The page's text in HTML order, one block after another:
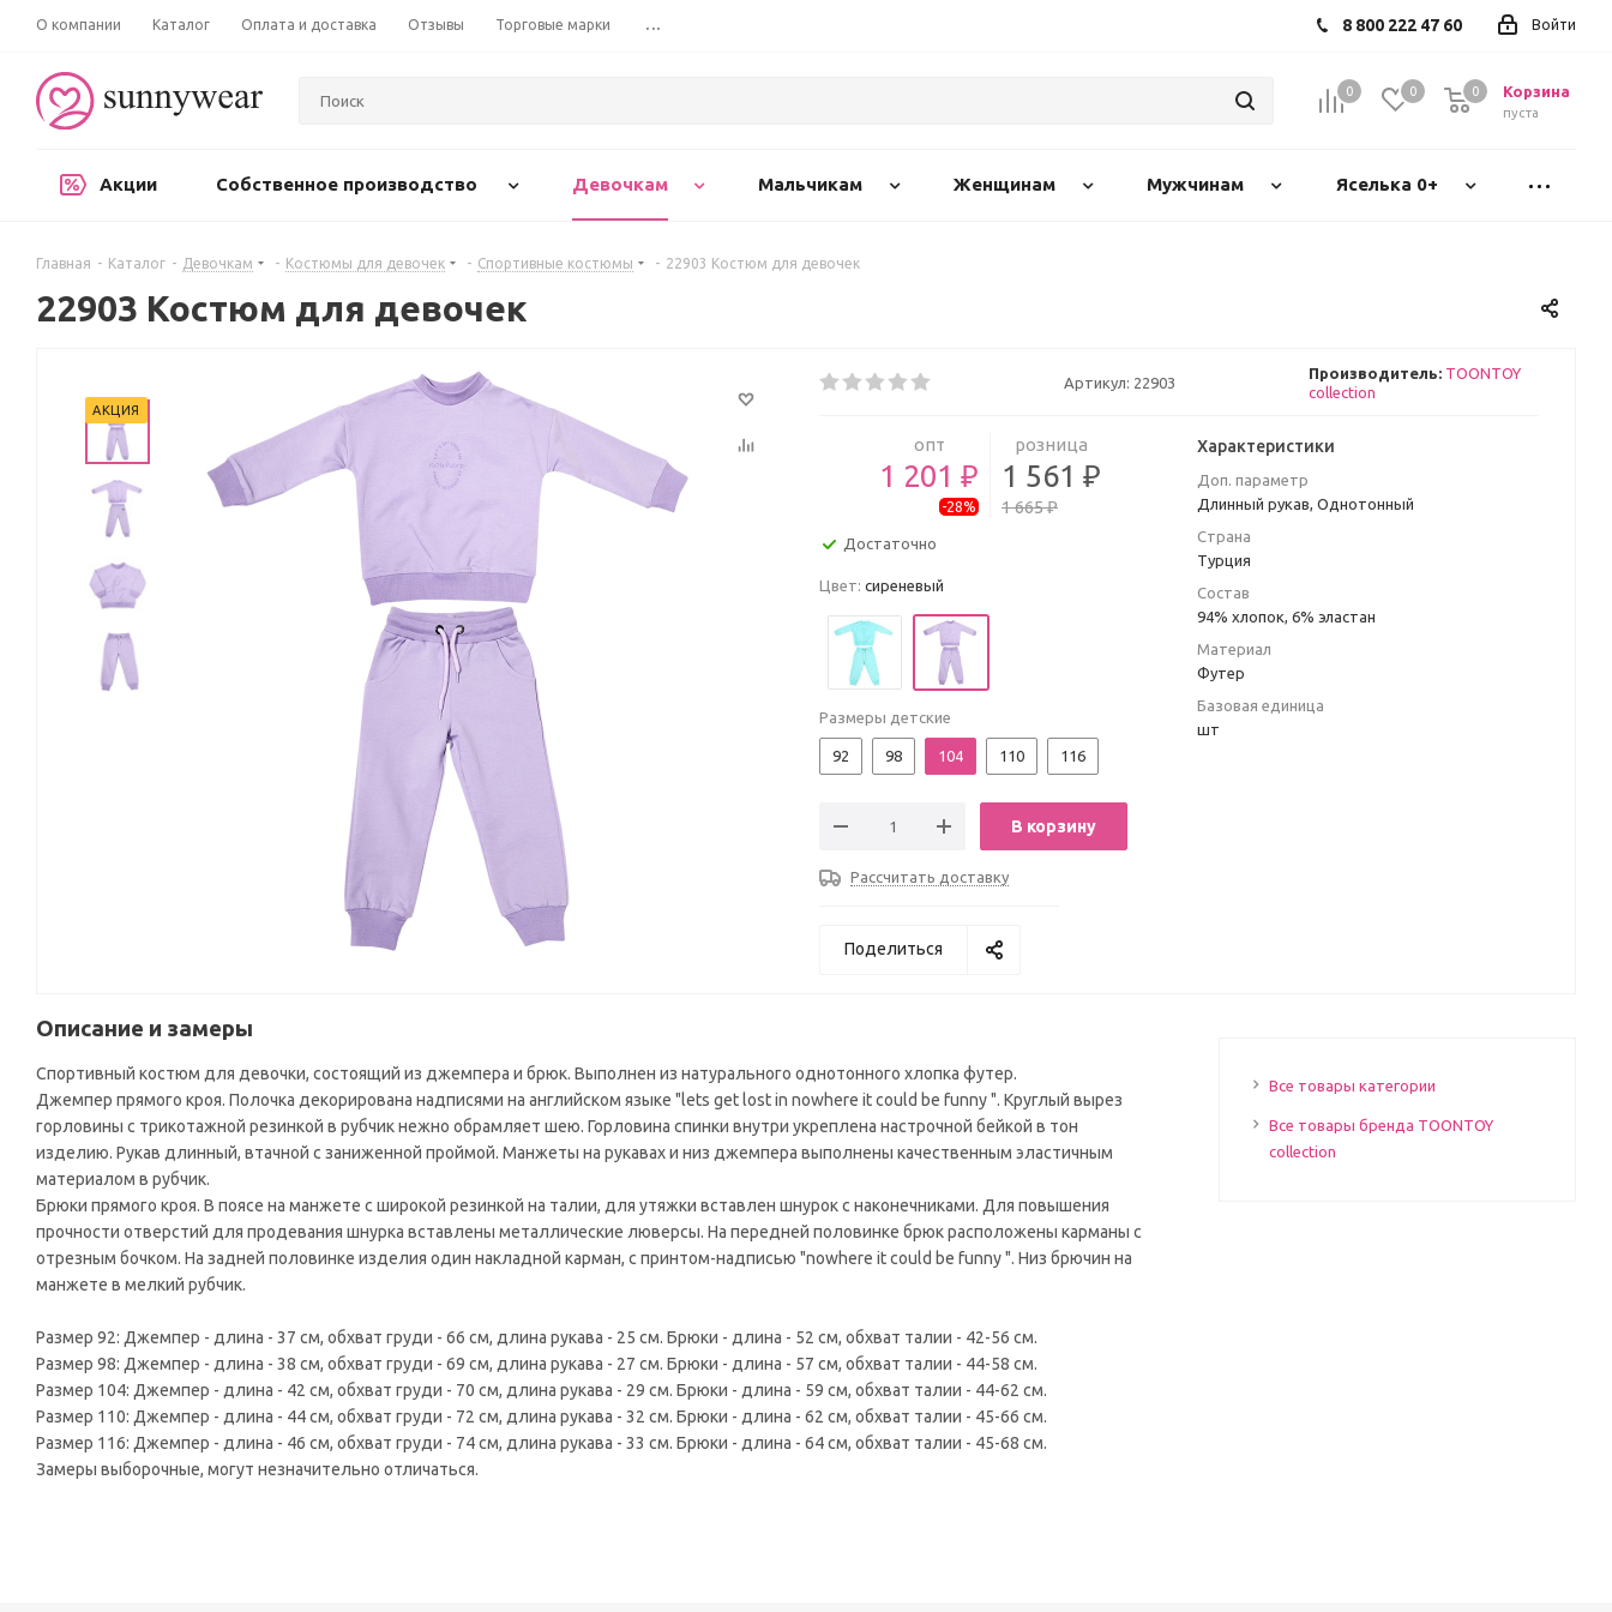
О компании Каталог Оплата и доставка Отзывы Торговые марки ... Войти
8 800 222 47 60
0 0 Корзина
пуста
0
Акции Собственное производство Девочкам Мальчикам Женщинам Мужчинам Яселька 0+
Главная - Каталог - Девочкам - Костюмы для девочек - Спортивные костюмы - 22903 Костюм для девочек
22903 Костюм для девочек
АКЦИЯ
Артикул: 22903
Производитель: TOONTOY
collection
опт
1 201 ₽
-28%
розница
1 561 ₽
1 665 ₽
Достаточно
Цвет: сиреневый
Размеры детские
92 98 104 110 116
В корзину
Рассчитать доставку
Характеристики
Доп. параметр
Длинный рукав, Однотонный
Страна
Турция
Состав
94% хлопок, 6% эластан
Материал
Футер
Базовая единица
шт
Поделиться
Описание и замеры
Спортивный костюм для девочки, состоящий из джемпера и брюк. Выполнен из натурального однотонного хлопка футер.
Джемпер прямого кроя. Полочка декорирована надписями на английском языке "lets get lost in nowhere it could be funny ". Круглый вырез
горловины с трикотажной резинкой в рубчик нежно обрамляет шею. Горловина спинки внутри укреплена настрочной бейкой в тон
изделию. Рукав длинный, втачной с заниженной проймой. Манжеты на рукавах и низ джемпера выполнены качественным эластичным
материалом в рубчик.
Брюки прямого кроя. В поясе на манжете с широкой резинкой на талии, для утяжки вставлен шнурок с наконечниками. Для повышения
прочности отверстий для продевания шнурка вставлены металлические люверсы. На передней половинке брюк расположены карманы с
отрезным бочком. На задней половинке изделия один накладной карман, с принтом-надписью "nowhere it could be funny ". Низ брючин на
манжете в мелкий рубчик.
Размер 92: Джемпер - длина - 37 см, обхват груди - 66 см, длина рукава - 25 см. Брюки - длина - 52 см, обхват талии - 42-56 см.
Размер 98: Джемпер - длина - 38 см, обхват груди - 69 см, длина рукава - 27 см. Брюки - длина - 57 см, обхват талии - 44-58 см.
Размер 104: Джемпер - длина - 42 см, обхват груди - 70 см, длина рукава - 29 см. Брюки - длина - 59 см, обхват талии - 44-62 см.
Размер 110: Джемпер - длина - 44 см, обхват груди - 72 см, длина рукава - 32 см. Брюки - длина - 62 см, обхват талии - 45-66 см.
Размер 116: Джемпер - длина - 46 см, обхват груди - 74 см, длина рукава - 33 см. Брюки - длина - 64 см, обхват талии - 45-68 см.
Замеры выборочные, могут незначительно отличаться.
Все товары категории
Все товары бренда TOONTOY
collection